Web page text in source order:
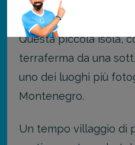
Sveti Stefan:
Questa piccola isola,
terraferma da una
uno dei luoghi più
Montenegro.
Un tempo villaggio di